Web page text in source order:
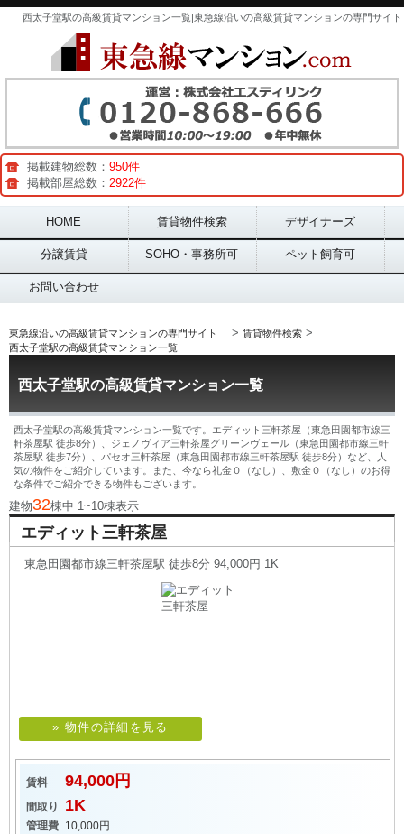
西太子堂駅の高級賃貸マンション一覧|東急線沿いの高級賃貸マンションの専門サイト
掲載建物総数： 950件
掲載部屋総数： 2922件
Main menu
HOME 賃貸物件検索 デザイナーズ
分譲賃貸 SOHO・事務所可 ペット飼育可
お問い合わせ
東急線沿いの高級賃貸マンションの専門サイト > 賃貸物件検索 >
西太子堂駅の高級賃貸マンション一覧
西太子堂駅の高級賃貸マンション一覧
西太子堂駅の高級賃貸マンション一覧です。エディット三軒茶屋（東急田園都市線三
軒茶屋駅 徒歩8分）、ジェノヴィア三軒茶屋グリーンヴェール（東急田園都市線三軒
茶屋駅 徒歩7分）、パセオ三軒茶屋（東急田園都市線三軒茶屋駅 徒歩8分）など、人
気の物件をご紹介しています。また、今なら礼金０（なし）、敷金０（なし）のお得
な条件でご紹介できる物件もございます。
建物32棟中 1~10棟表示
エディット三軒茶屋
東急田園都市線三軒茶屋駅 徒歩8分 94,000円 1K
» 物件の詳細を見る
賃料 94,000円
間取り 1K
管理費 10,000円